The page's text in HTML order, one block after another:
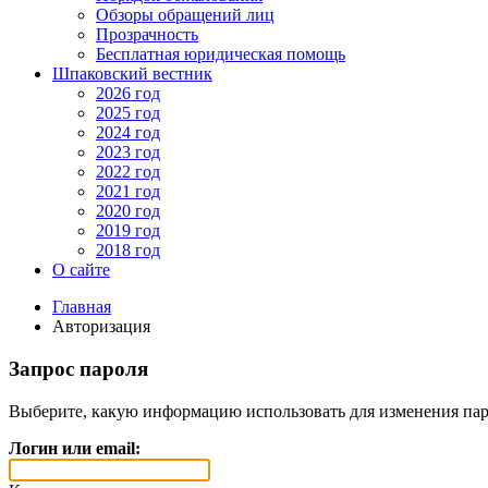
Обзоры обращений лиц
Прозрачность
Бесплатная юридическая помощь
Шпаковский вестник
2026 год
2025 год
2024 год
2023 год
2022 год
2021 год
2020 год
2019 год
2018 год
О сайте
Главная
Авторизация
Запрос пароля
Выберите, какую информацию использовать для изменения
Логин или email: